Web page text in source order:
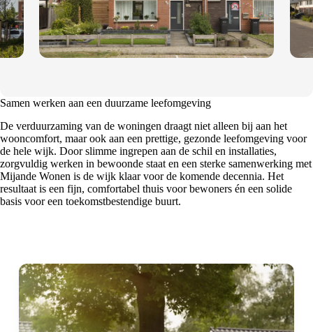
Samen werken aan een duurzame leefomgeving
De verduurzaming van de woningen draagt niet alleen bij aan het
wooncomfort, maar ook aan een prettige, gezonde leefomgeving voor
de hele wijk. Door slimme ingrepen aan de schil en installaties,
zorgvuldig werken in bewoonde staat en een sterke samenwerking met
Mijande Wonen is de wijk klaar voor de komende decennia. Het
resultaat is een fijn, comfortabel thuis voor bewoners én een solide
basis voor een toekomstbestendige buurt.